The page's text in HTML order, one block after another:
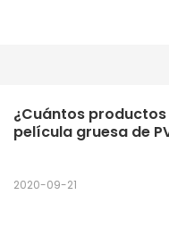
¿Cuántos
película gruesa de
2020-09-21